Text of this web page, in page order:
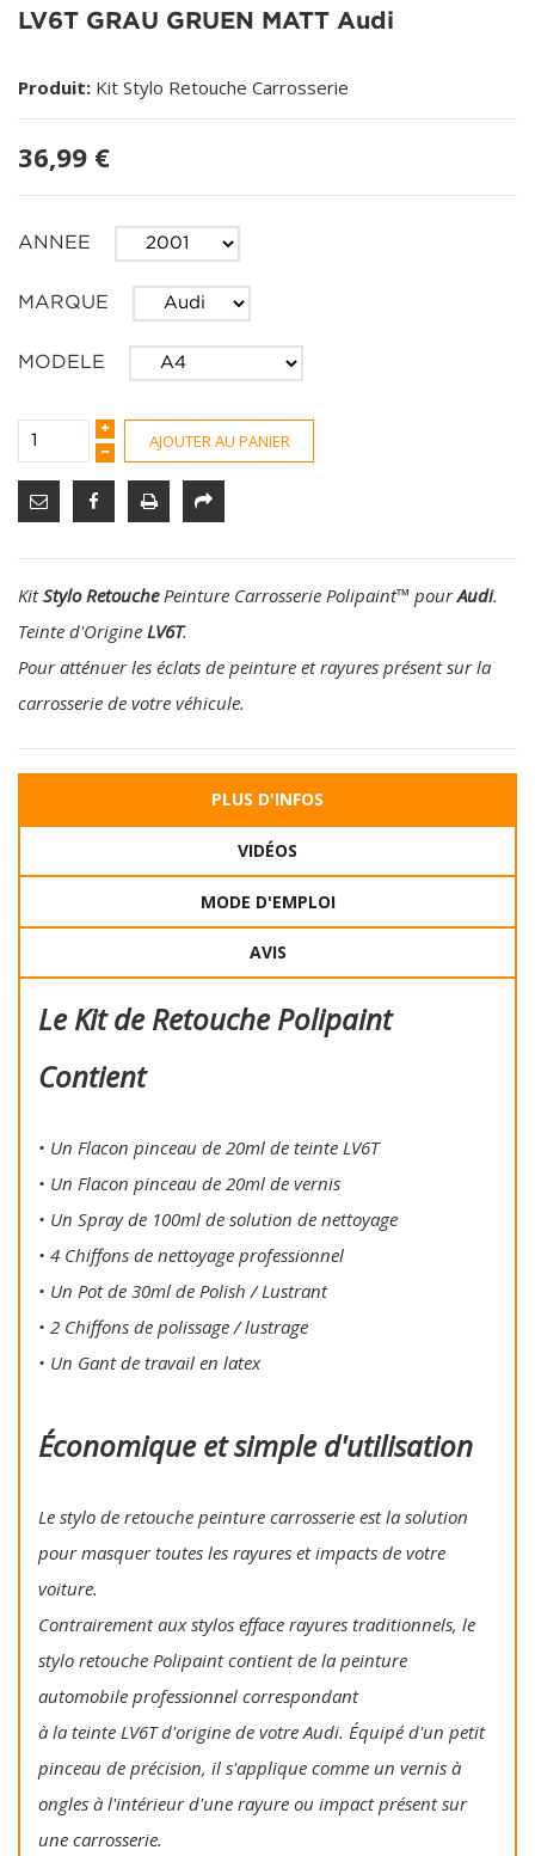
LV6T GRAU GRUEN MATT Audi
Produit: Kit Stylo Retouche Carrosserie
36,99 €
ANNEE
MARQUE
MODELE
AJOUTER AU PANIER
KitStylo RetouchePeinture Carrosserie Polipaint™ pourAudi.
Teinte d'Origine LV6T.
Pour atténuer les éclats de peinture et rayures présent sur la
carrosserie de votre véhicule.
PLUS D'INFOS
VIDÉOS
MODE D'EMPLOI
AVIS
Le Kit de Retouche Polipaint
Contient
• Un Flacon pinceau de 20ml de teinte LV6T
• Un Flacon pinceau de 20ml de vernis
• Un Spray de 100ml de solution de nettoyage
• 4 Chiffons de nettoyage professionnel
• Un Pot de 30ml de Polish / Lustrant
• 2 Chiffons de polissage / lustrage
• Un Gant de travail en latex
Économique et simple d'utilisation
Le stylo de retouche peinture carrosserie est la solution
pour masquer toutes les rayures et impacts de votre
voiture.
Contrairement aux stylos efface rayures traditionnels, le
stylo retouche Polipaint contient de la peinture
automobile professionnel correspondant
à la teinte LV6T d'origine de votre Audi. Équipé d'un petit
pinceau de précision, il s'applique comme un vernis à
ongles à l'intérieur d'une rayure ou impact présent sur
une carrosserie.